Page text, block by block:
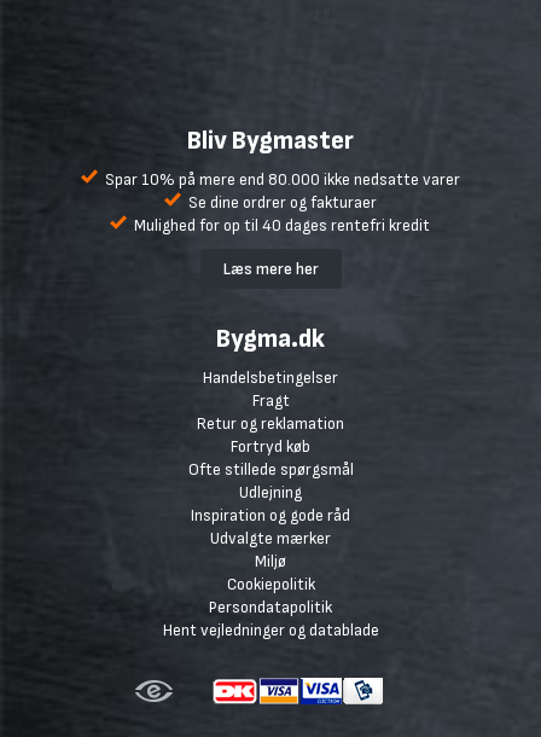
Bliv Bygmaster
Spar 10% på mere end 80.000 ikke nedsatte varer
Se dine ordrer og fakturaer
Mulighed for op til 40 dages rentefri kredit
Læs mere her
Bygma.dk
Handelsbetingelser
Fragt
Retur og reklamation
Fortryd køb
Ofte stillede spørgsmål
Udlejning
Inspiration og gode råd
Udvalgte mærker
Miljø
Cookiepolitik
Persondatapolitik
Hent vejledninger og datablade